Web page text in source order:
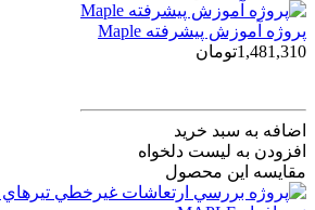
پروژه آموزش پیشرفته Maple
1,481,310تومان
اضافه به سبد خرید
افزودن به لیست دلخواه
مقایسه این محصول